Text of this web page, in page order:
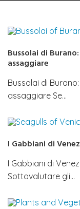
Bussolai di
assaggiare
Bussolai di
assaggiare Se…
I Gabbiani di
I Gabbiani di
Sottovalutare gli…